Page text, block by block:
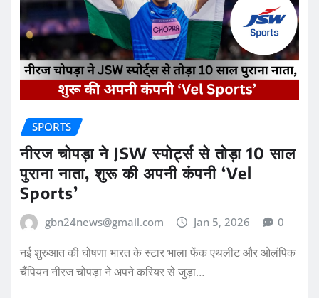
SPORTS
नीरज चोपड़ा ने JSW स्पोर्ट्स से तोड़ा 10 साल
पुराना नाता, शुरू की अपनी कंपनी ‘Vel
Sports’
gbn24news@gmail.com Jan 5, 2026 0
नई शुरुआत की घोषणा भारत के स्टार भाला फेंक एथलीट और ओलंपिक
चैंपियन नीरज चोपड़ा ने अपने करियर से जुड़ा…